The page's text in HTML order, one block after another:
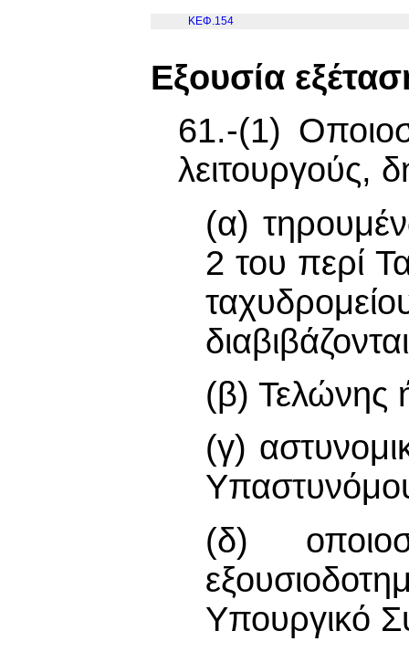
ΚΕΦ.154
Εξουσία
61.-(1)
λειτουργούς,
(α)
2 του περί
(β) Τελώνης
(γ)
(δ)
Υπουργικό